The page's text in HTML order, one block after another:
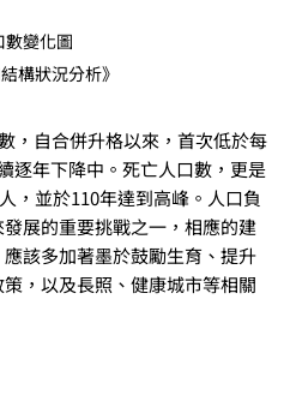
數變化圖
構狀況分析》
，自合併升格以來，首次低於每
逐年下降中。死亡人口數，更是
，並於110年達到高峰。人口負
展的重要挑戰之一，相應的建
該多加著墨於鼓勵生育、提升
，以及長照、健康城市等相關